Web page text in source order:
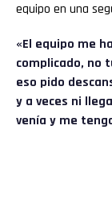
equipo en una
«El equipo me
complicado, no
eso pido
y a veces ni
venía y me